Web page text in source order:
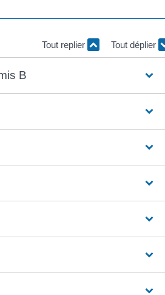
Tout replier Tout déplier
B